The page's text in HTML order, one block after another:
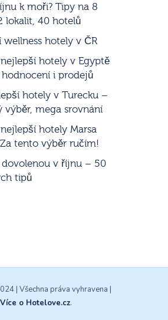
k moři? Tipy na 8
lokalit, 40 hotelů
wellness hotely v ČR
hotely v Egyptě
hodnocení i prodejů
hotely v Turecku –
výběr, mega srovnání
hotely Marsa
tento výběr ručím!
dovolenou v říjnu – 50
tipů
| Všechna práva vyhravena |
Více o Hotelove.cz.